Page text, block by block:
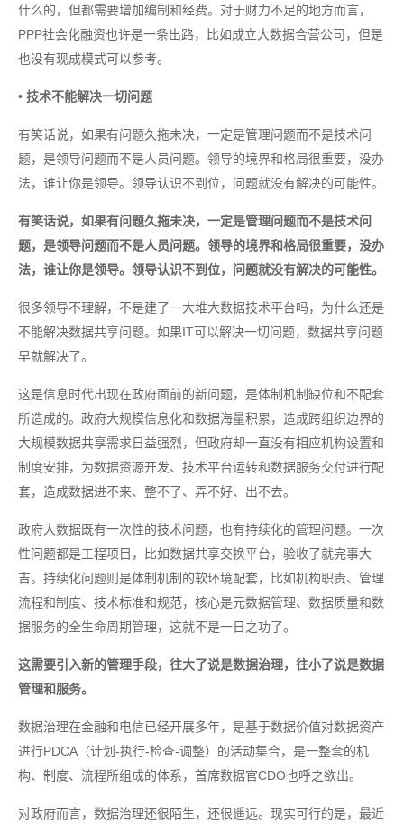
什么的，但都需要增加编制和经费。对于财力不足的地方而言，
PPP社会化融资也许是一条出路，比如成立大数据合营公司，但是
也没有现成模式可以参考。
• 技术不能解决一切问题
有笑话说，如果有问题久拖未决，一定是管理问题而不是技术问
题，是领导问题而不是人员问题。领导的境界和格局很重要，没办
法，谁让你是领导。领导认识不到位，问题就没有解决的可能性。
有笑话说，如果有问题久拖未决，一定是管理问题而不是技术问
题，是领导问题而不是人员问题。领导的境界和格局很重要，没办
法，谁让你是领导。领导认识不到位，问题就没有解决的可能性。
很多领导不理解，不是建了一大堆大数据技术平台吗，为什么还是
不能解决数据共享问题。如果IT可以解决一切问题，数据共享问题
早就解决了。
这是信息时代出现在政府面前的新问题，是体制机制缺位和不配套
所造成的。政府大规模信息化和数据海量积累，造成跨组织边界的
大规模数据共享需求日益强烈，但政府却一直没有相应机构设置和
制度安排，为数据资源开发、技术平台运转和数据服务交付进行配
套，造成数据进不来、整不了、弄不好、出不去。
政府大数据既有一次性的技术问题，也有持续化的管理问题。一次
性问题都是工程项目，比如数据共享交换平台，验收了就完事大
吉。持续化问题则是体制机制的软环境配套，比如机构职责、管理
流程和制度、技术标准和规范，核心是元数据管理、数据质量和数
据服务的全生命周期管理，这就不是一日之功了。
这需要引入新的管理手段，往大了说是数据治理，往小了说是数据
管理和服务。
数据治理在金融和电信已经开展多年，是基于数据价值对数据资产
进行PDCA（计划-执行-检查-调整）的活动集合，是一整套的机
构、制度、流程所组成的体系，首席数据官CDO也呼之欲出。
对政府而言，数据治理还很陌生，还很遥远。现实可行的是，最近